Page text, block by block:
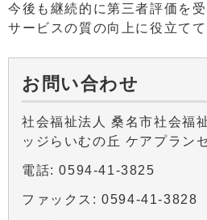
今後も継続的に第三者評価を
サービスの質の向上に役立て
お問い合わせ
社会福祉法人 桑名市社会福
ッジらいむの丘 ケアプラン
電話: 0594-41-3825
ファックス: 0594-41-3828